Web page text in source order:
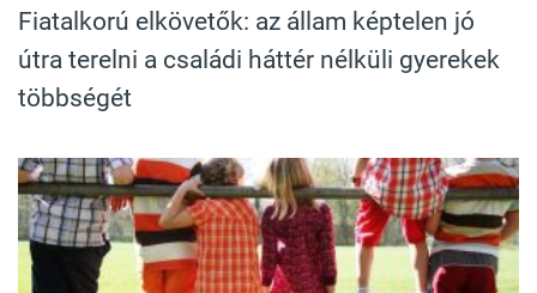
Fiatalkorú elkövetők: az állam képtelen jó
útra terelni a családi háttér nélküli gyerekek
többségét